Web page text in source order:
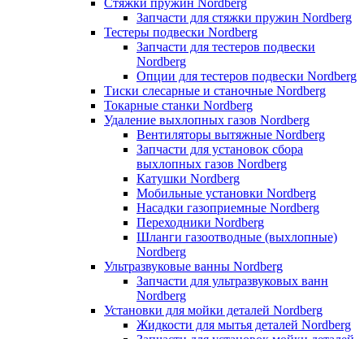
Запчасти для стяжки пружин Nordberg
Тестеры подвески Nordberg
Запчасти для тестеров подвески
Nordberg
Опции для тестеров подвески Nordberg
Тиски слесарные и станочные Nordberg
Токарные станки Nordberg
Удаление выхлопных газов Nordberg
Вентиляторы вытяжные Nordberg
Запчасти для установок сбора
выхлопных газов Nordberg
Катушки Nordberg
Мобильные установки Nordberg
Насадки газоприемные Nordberg
Переходники Nordberg
Шланги газоотводные (выхлопные)
Nordberg
Ультразвуковые ванны Nordberg
Запчасти для ультразвуковых ванн
Nordberg
Установки для мойки деталей Nordberg
Жидкости для мытья деталей Nordberg